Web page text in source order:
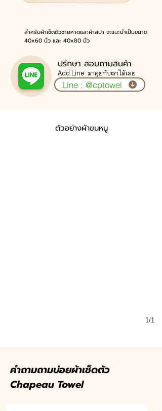
สำหรับผ้าเช็ดตัวชายหาดและผ้าสปา จะแนะนำเป็นขนาด
40x60 นิ้ว และ 40x80 นิ้ว
ปรึกษา สอบถามสินค้า
Add Line มาคุยกับเราได้เลย
Line : @cptowel
ตัวอย่างผ้าขนหนู
1/1
คำถามถามบ่อยผ้าเช็ดตัว
Chapeau Towel